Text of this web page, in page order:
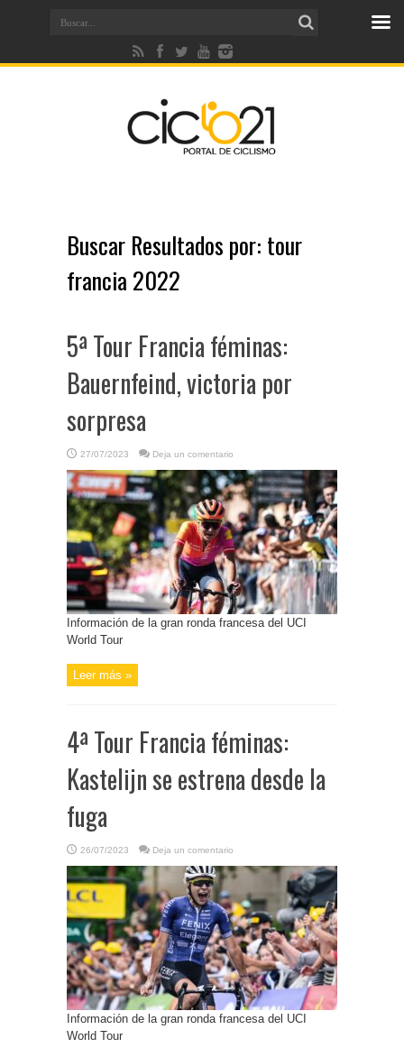
Buscar Resultados por: tour
francia 2022
5ª Tour Francia féminas:
Bauernfeind, victoria por
sorpresa
27/07/2023 Deja un comentario
Información de la gran ronda francesa del UCI
World Tour
Leer más »
4ª Tour Francia féminas:
Kastelijn se estrena desde la
fuga
26/07/2023 Deja un comentario
Información de la gran ronda francesa del UCI
World Tour